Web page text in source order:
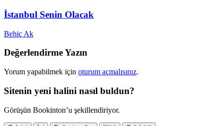
İstanbul Senin Olacak
Behiç Ak
Değerlendirme Yazın
Yorum yapabilmek için oturum açmalısınız.
Sitenin yeni halini nasıl buldun?
Görüşün Bookinton’u şekillendiriyor.